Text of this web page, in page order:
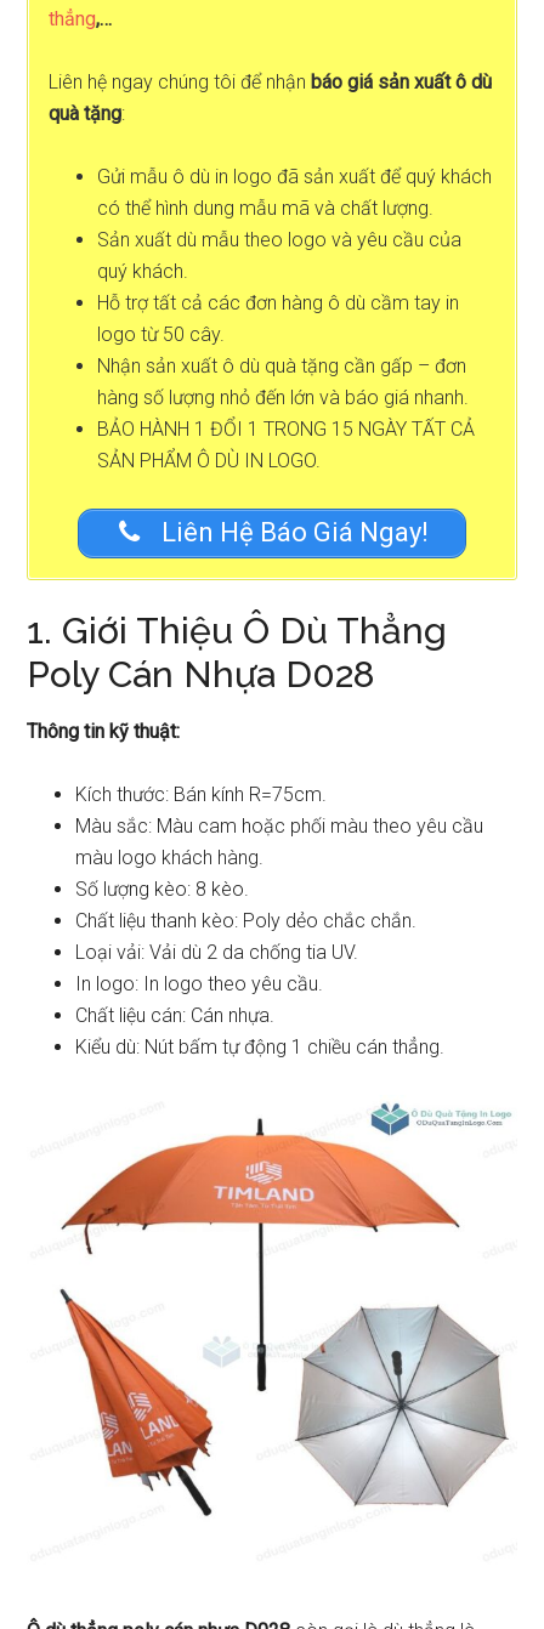
thẳng,…
Liên hệ ngay chúng tôi để nhận báo giá sản xuất ô dù
quà tặng:
Gửi mẫu ô dù in logo đã sản xuất để quý khách
có thể hình dung mẫu mã và chất lượng.
Sản xuất dù mẫu theo logo và yêu cầu của
quý khách.
Hỗ trợ tất cả các đơn hàng ô dù cầm tay in
logo từ 50 cây.
Nhận sản xuất ô dù quà tặng cần gấp – đơn
hàng số lượng nhỏ đến lớn và báo giá nhanh.
BẢO HÀNH 1 ĐỔI 1 TRONG 15 NGÀY TẤT CẢ
SẢN PHẨM Ô DÙ IN LOGO.
Liên Hệ Báo Giá Ngay!
1. Giới Thiệu Ô Dù Thẳng
Poly Cán Nhựa D028
Thông tin kỹ thuật:
Kích thước: Bán kính R=75cm.
Màu sắc: Màu cam hoặc phối màu theo yêu cầu
màu logo khách hàng.
Số lượng kèo: 8 kèo.
Chất liệu thanh kèo: Poly dẻo chắc chắn.
Loại vải: Vải dù 2 da chống tia UV.
In logo: In logo theo yêu cầu.
Chất liệu cán: Cán nhựa.
Kiểu dù: Nút bấm tự động 1 chiều cán thẳng.